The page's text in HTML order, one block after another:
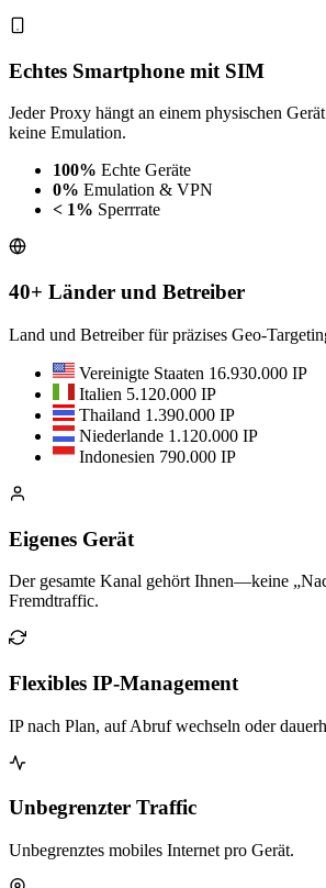
Echtes Smartphone mit SIM
Jeder Proxy hängt an einem physischen
keine Emulation.
100% Echte Geräte
0% Emulation & VPN
< 1% Sperrrate
40+ Länder und Betreiber
Land und Betreiber für präzises Geo-
Vereinigte Staaten 16.930.000 IP
Italien 5.120.000 IP
Thailand 1.390.000 IP
Niederlande 1.120.000 IP
Indonesien 790.000 IP
Eigenes Gerät
Der gesamte Kanal gehört Ihnen—keine
Fremdtraffic.
Flexibles IP-Management
IP nach Plan, auf Abruf wechseln oder
Unbegrenzter Traffic
Unbegrenztes mobiles Internet pro Gerät.